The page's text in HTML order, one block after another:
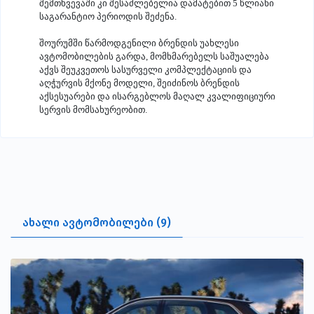
შემთხვევაში კი შესაძლებელია დამატებით 5 წლიანი
საგარანტიო პერიოდის შეძენა.
შოურუმში წარმოდგენილი ბრენდის უახლესი
ავტომობილების გარდა, მომხმარებელს საშუალება
აქვს შეუკვეთოს სასურველი კომპლექტაციის და
აღჭურვის მქონე მოდელი, შეიძინოს ბრენდის
აქსესუარები და ისარგებლოს მაღალ კვალიფიციური
სერვის მომსახურეობით.
ახალი ავტომობილები (9)